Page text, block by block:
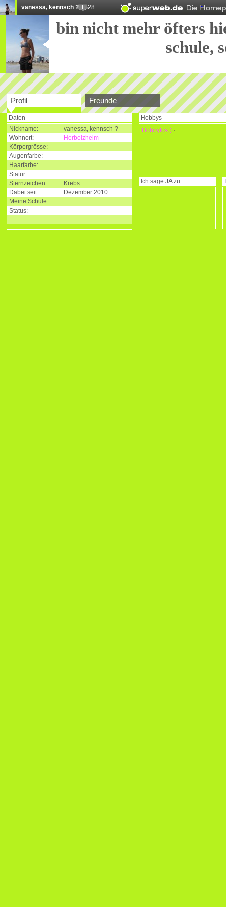
vanessa, kennsch ?, F, 28
bin nicht mehr öfters
schule,
Profil Freunde
Daten
Nickname:
vanessa, kennsch ?
Wohnort:
Herbolzheim
Körpergrösse:
Augenfarbe:
Haarfarbe:
Statur:
Sternzeichen:
Krebs
Dabei seit:
Dezember 2010
Meine Schule:
Status:
Hobbys
Hobbylos:) ·
Ich sage JAzu